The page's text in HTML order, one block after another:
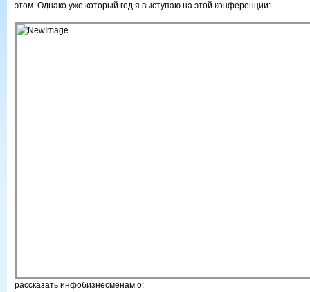
этом. Однако уже который год я выступаю на этой конференции:
рассказать инфобизнесменам о: